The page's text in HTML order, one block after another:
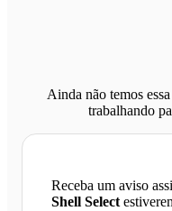
Ainda não temos
trabalhando
Receba um aviso
Shell Select